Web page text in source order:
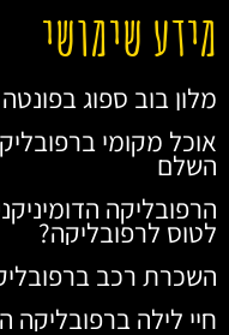
מידע שימושי
מלון בוב ספוג
אוכל מקומי
השלם
הרפובליקה
לטוס לרפובליקה?
השכרת רכב
חיי לילה ברפובליקה